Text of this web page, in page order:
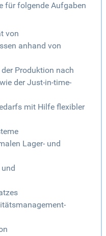
für folgende Aufgaben
von
anhand von
Produktion nach
der Just-in-time-
mit Hilfe flexibler
Lager- und